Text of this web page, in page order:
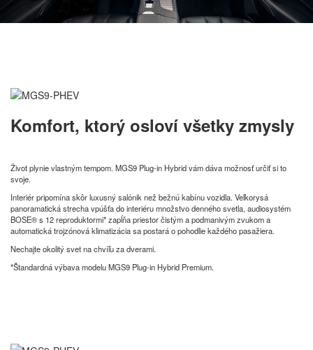
Komfort, ktorý osloví všetky zmysly
Život plynie vlastným tempom. MGS9 Plug-in Hybrid vám dáva možnosť určiť si to
svoje.
Interiér pripomína skôr luxusný salónik než bežnú kabínu vozidla. Veľkorysá
panoramatická strecha vpúšťa do interiéru množstvo denného svetla, audiosystém
BOSE® s 12 reproduktormi* zapĺňa priestor čistým a podmanivým zvukom a
automatická trojzónová klimatizácia sa postará o pohodlie každého pasažiera.
Nechajte okolitý svet na chvíľu za dverami.
*Štandardná výbava modelu MGS9 Plug-in Hybrid Premium.